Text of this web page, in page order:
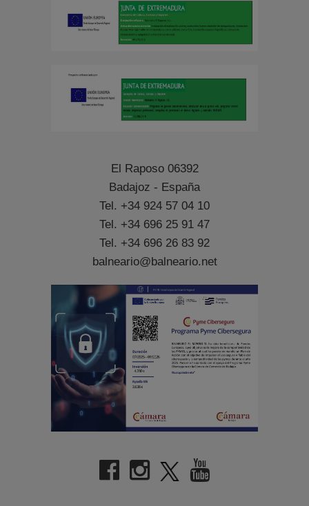
El Raposo 06392
Badajoz - España
Tel. +34 924 57 04 10
Tel. +34 696 25 91 47
Tel. +34 696 26 83 92
balneario@balneario.net